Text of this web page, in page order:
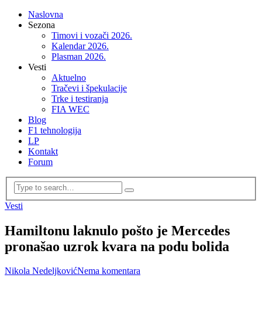
Naslovna
Sezona
Timovi i vozači 2026.
Kalendar 2026.
Plasman 2026.
Vesti
Aktuelno
Tračevi i špekulacije
Trke i testiranja
FIA WEC
Blog
F1 tehnologija
LP
Kontakt
Forum
Vesti
Hamiltonu laknulo pošto je Mercedes
pronašao uzrok kvara na podu bolida
Nikola NedeljkovićNema komentara